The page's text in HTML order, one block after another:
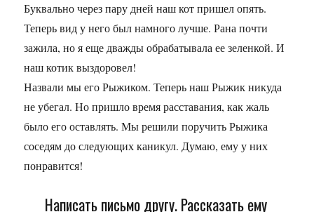
Буквально через пару дней наш кот пришел опять.
Теперь вид у него был намного лучше. Рана почти
зажила, но я еще дважды обрабатывала ее зеленкой. И
наш котик выздоровел!
Назвали мы его Рыжиком. Теперь наш Рыжик никуда
не убегал. Но пришло время расставания, как жаль
было его оставлять. Мы решили поручить Рыжика
соседям до следующих каникул. Думаю, ему у них
понравится!
Написать письмо другу. Рассказать ему